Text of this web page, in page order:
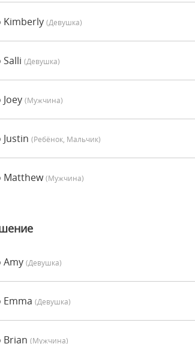
Kimberly (девушка)
(девушка)
(мужчина)
(Ребёнок, Мальчик)
Matthew(мужчина)
Amy (девушка)
Emma (девушка)
Brian (мужчина)